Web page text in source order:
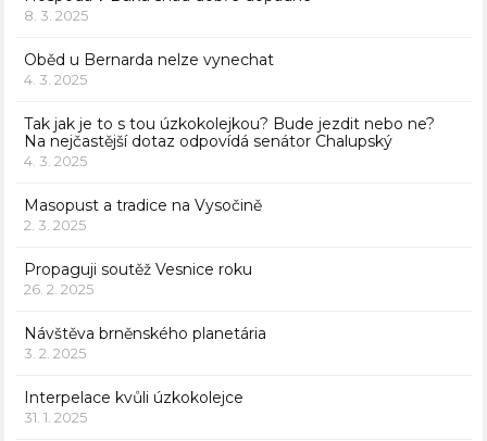
8. 3. 2025
Oběd u Bernarda nelze vynechat
4. 3. 2025
Tak jak je to s tou úzkokolejkou? Bude jezdit nebo ne?
Na nejčastější dotaz odpovídá senátor Chalupský
4. 3. 2025
Masopust a tradice na Vysočině
2. 3. 2025
Propaguji soutěž Vesnice roku
26. 2. 2025
Návštěva brněnského planetária
3. 2. 2025
Interpelace kvůli úzkokolejce
31. 1. 2025